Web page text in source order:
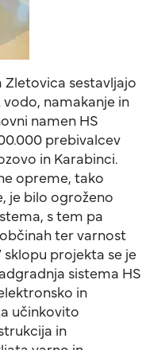
sestavljajo
namakanje in
namen HS
prebivalcev
in Karabinci.
opreme, tako
je bilo ogroženo
s tem pa
ter varnost
sklopu projekta se je
sistema HS
in
učinkovito
in